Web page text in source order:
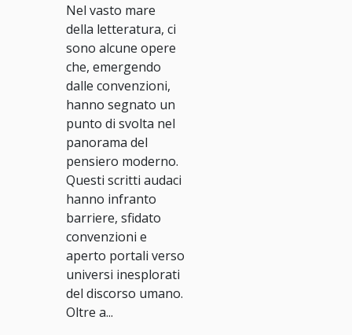
il pensiero
moderno
Nel vasto mare
della letteratura, ci
sono alcune opere
che, emergendo
dalle convenzioni,
hanno segnato un
punto di svolta nel
panorama del
pensiero moderno.
Questi scritti audaci
hanno infranto
barriere, sfidato
convenzioni e
aperto portali verso
universi inesplorati
del discorso umano.
Oltre a...